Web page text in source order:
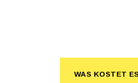
WAS KOSTET